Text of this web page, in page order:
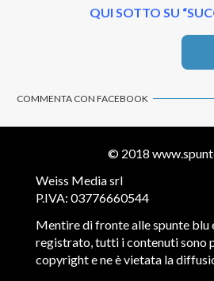
QUI SOTTO SU
COMMENTA CON FACEBOOK
© 2018
Weiss Media srl
P.IVA: 03776660544
Mentire di fronte alle spunte blu
registrato, tutti i contenuti sono
copyright e ne è vietata la